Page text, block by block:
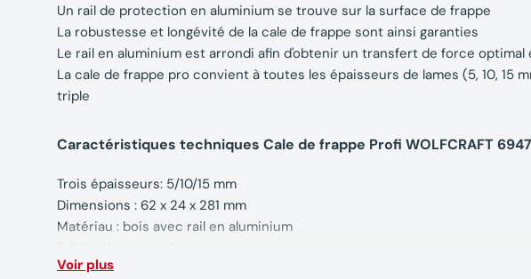
Un rail de protection en aluminium se trouve sur la surface de frappe
La robustesse et longévité de la cale de frappe sont ainsi garanties
Le rail en aluminium est arrondi afin d'obtenir un transfert de force
La cale de frappe pro convient à toutes les épaisseurs de lames (5, 10, 15
triple
Caractéristiques techniques Cale de frappe Profi WOLFCRAFT
Trois épaisseurs: 5/10/15 mm
Dimensions : 62 x 24 x 281 mm
Matériau : bois avec rail en aluminium
Poids : 0.310 kg
Voir plus